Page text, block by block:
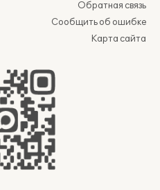
Обратная связь
Сообщить об ошибке
Карта сайта